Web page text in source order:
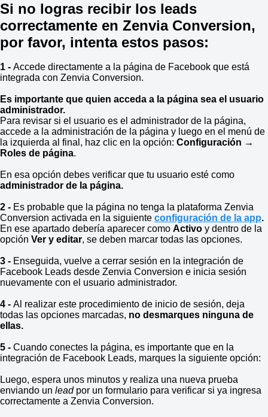
Si no logras recibir los leads
correctamente en Zenvia Conversion,
por favor, intenta estos pasos:
1 - Accede directamente a la página de Facebook que está
integrada con Zenvia Conversion.
Es importante que quien acceda a la página sea el usuario
administrador.
Para revisar si el usuario es el administrador de la página,
accede a la administración de la página y luego en el menú de
la izquierda al final, haz clic en la opción: Configuración →
Roles de página.
En esa opción debes verificar que tu usuario esté como
administrador de la página.
2 - Es probable que la página no tenga la plataforma Zenvia
Conversion activada en la siguiente configuración de la app.
En ese apartado debería aparecer como Activo y dentro de la
opción Ver y editar, se deben marcar todas las opciones.
3 - Enseguida, vuelve a cerrar sesión en la integración de
Facebook Leads desde Zenvia Conversion e inicia sesión
nuevamente con el usuario administrador.
4 - Al realizar este procedimiento de inicio de sesión, deja
todas las opciones marcadas, no desmarques ninguna de
ellas.
5 - Cuando conectes la página, es importante que en la
integración de Facebook Leads, marques la siguiente opción:
Luego, espera unos minutos y realiza una nueva prueba
enviando un lead por un formulario para verificar si ya ingresa
correctamente a Zenvia Conversion.